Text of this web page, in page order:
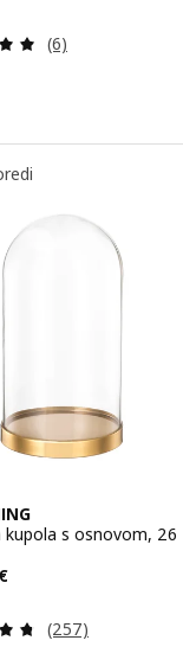
recenzija:
Revizija: 5 od
(6)
recenzija:
kupola s osnovom, 26
€ 16,99€
Revizija: 4.7
(257)